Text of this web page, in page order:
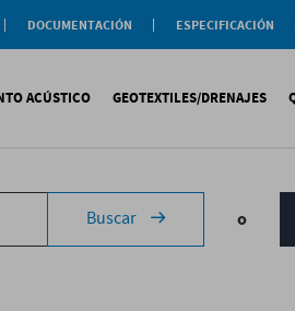
DOCUMENTACIÓN
Documentación General
ESPECIFICACIÓN
Certificaciones
ACÚSTICO GEOTEXTILES/DRENAJES
Geotextiles
Drenajes
Buscar o